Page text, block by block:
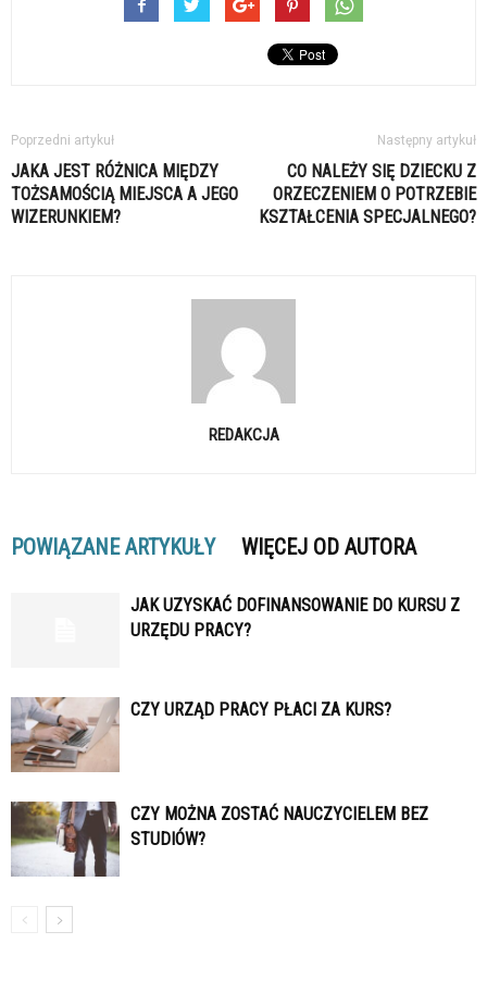
Poprzedni artykuł
JAKA JEST RÓŻNICA MIĘDZY
TOŻSAMOŚCIĄ MIEJSCA A JEGO
WIZERUNKIEM?
Następny artykuł
CO NALEŻY SIĘ DZIECKU Z
ORZECZENIEM O POTRZEBIE
KSZTAŁCENIA SPECJALNEGO?
REDAKCJA
POWIĄZANE ARTYKUŁY WIĘCEJ OD AUTORA
JAK UZYSKAĆ DOFINANSOWANIE DO KURSU Z
URZĘDU PRACY?
CZY URZĄD PRACY PŁACI ZA KURS?
CZY MOŻNA ZOSTAĆ NAUCZYCIELEM BEZ
STUDIÓW?